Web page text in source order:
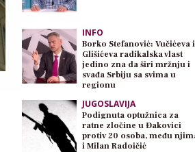
INFO
Borko Stefanović: Vučićeva i
Glišićeva radikalska vlast
jedino zna da širi mržnju i
svađa Srbiju sa svima u
regionu
JUGOSLAVIJA
Podignuta optužnica za
ratne zločine u Đakovici
protiv 20 osoba, među
i Milan Radoičić